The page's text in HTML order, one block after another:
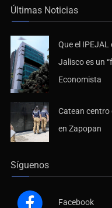
Últimas Noticias
Que el
Jalisco es un
Economista
Catean centro
en Zapopan
Síguenos
Facebook